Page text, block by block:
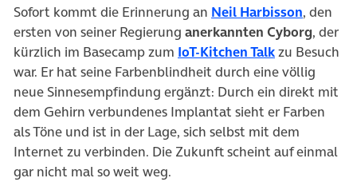
Sofort kommt die Erinnerung an Neil Harbisson(öffnet
, den
ersten von seiner Regierung anerkannten Cyborg, der
kürzlich im Basecamp zum IoT-Kitchen Talk(öffnet in
zu Besuch
war. Er hat seine Farbenblindheit durch eine völlig
neue Sinnesempfindung ergänzt: Durch ein direkt mit
dem Gehirn verbundenes Implantat sieht er Farben
als Töne und ist in der Lage, sich selbst mit dem
Internet zu verbinden. Die Zukunft scheint auf einmal
gar nicht mal so weit weg.